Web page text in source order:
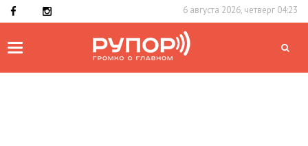
6 августа 2026, четверг 04:23
Toggle